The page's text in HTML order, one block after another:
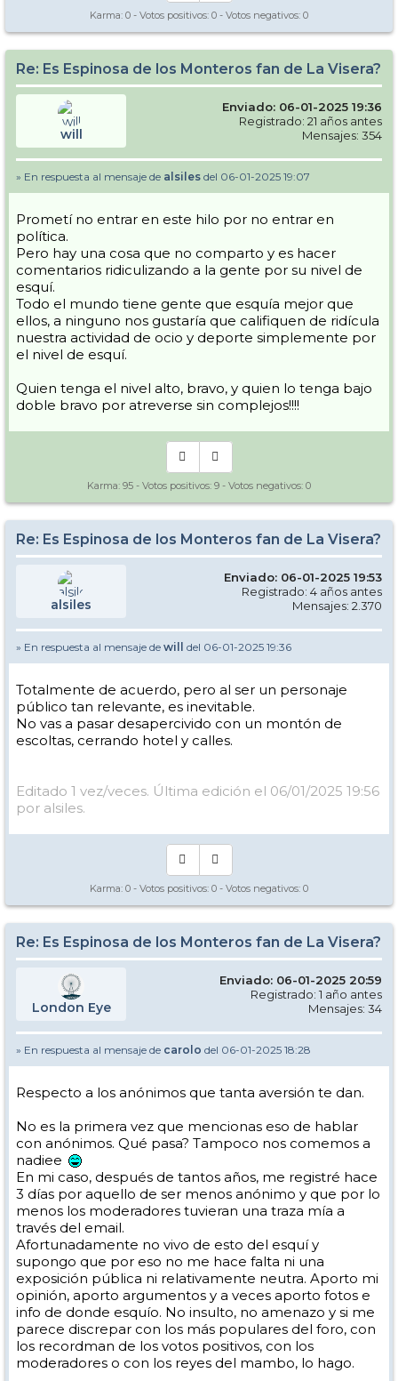
Karma: 0 - Votos positivos: 0 - Votos negativos: 0
Re: Es Espinosa de los Monteros fan de La Visera?
will
Enviado: 06-01-2025 19:36
Registrado: 21 años antes
Mensajes: 354
» En respuesta al mensaje de alsiles del 06-01-2025 19:07
Prometí no entrar en este hilo por no entrar en
política.
Pero hay una cosa que no comparto y es hacer
comentarios ridiculizando a la gente por su nivel de
esquí.
Todo el mundo tiene gente que esquía mejor que
ellos, a ninguno nos gustaría que califiquen de ridícula
nuestra actividad de ocio y deporte simplemente por
el nivel de esquí.
Quien tenga el nivel alto, bravo, y quien lo tenga bajo
doble bravo por atreverse sin complejos!!!!
Karma: 95 - Votos positivos: 9 - Votos negativos: 0
Re: Es Espinosa de los Monteros fan de La Visera?
alsiles
Enviado: 06-01-2025 19:53
Registrado: 4 años antes
Mensajes: 2.370
» En respuesta al mensaje de will del 06-01-2025 19:36
Totalmente de acuerdo, pero al ser un personaje
público tan relevante, es inevitable.
No vas a pasar desapercivido con un montón de
escoltas, cerrando hotel y calles.
Editado 1 vez/veces. Última edición el 06/01/2025 19:56
por alsiles.
Karma: 0 - Votos positivos: 0 - Votos negativos: 0
Re: Es Espinosa de los Monteros fan de La Visera?
London Eye
Enviado: 06-01-2025 20:59
Registrado: 1 año antes
Mensajes: 34
» En respuesta al mensaje de carolo del 06-01-2025 18:28
Respecto a los anónimos que tanta aversión te dan.
No es la primera vez que mencionas eso de hablar
con anónimos. Qué pasa? Tampoco nos comemos a
nadiee
En mi caso, después de tantos años, me registré hace
3 días por aquello de ser menos anónimo y que por lo
menos los moderadores tuvieran una traza mía a
través del email.
Afortunadamente no vivo de esto del esquí y
supongo que por eso no me hace falta ni una
exposición pública ni relativamente neutra. Aporto mi
opinión, aporto argumentos y a veces aporto fotos e
info de donde esquío. No insulto, no amenazo y si me
parece discrepar con los más populares del foro, con
los recordman de los votos positivos, con los
moderadores o con los reyes del mambo, lo hago.